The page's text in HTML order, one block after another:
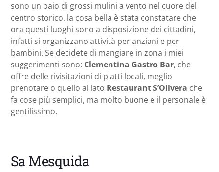
sono un paio di grossi mulini a vento nel cuore del
centro storico, la cosa bella è stata constatare che
ora questi luoghi sono a disposizione dei cittadini,
infatti si organizzano attività per anziani e per
bambini. Se decidete di mangiare in zona i miei
suggerimenti sono: Clementina Gastro Bar, che
offre delle rivisitazioni di piatti locali, meglio
prenotare o quello al lato Restaurant S’Olivera che
fa cose più semplici, ma molto buone e il personale è
gentilissimo.
Sa Mesquida